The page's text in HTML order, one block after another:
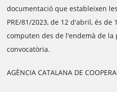
documentació que estableixen
PRE/81/2023, de 12 d'abril, és de
computen des de l'endemà de la
convocatòria.
AGÈNCIA CATALANA DE